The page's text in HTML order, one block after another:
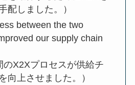
配しました。）
between the two
our supply chain
のX2Xプロセスが供給チ
向上させました。）